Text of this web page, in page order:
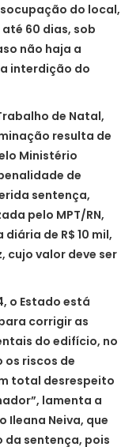
do local,
60 dias, sob
não haja a
interdição do
de Natal,
resulta de
Ministério
de
sentença,
pelo MPT/RN,
de R$ 10 mil,
cujo valor deve ser
o Estado está
corrigir as
do edifício, no
riscos de
total desrespeito
lamenta a
Ileana Neiva, que
da sentença, pois